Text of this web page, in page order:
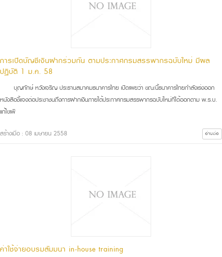
การเปิดบัญชีเงินฝากร่วมกัน ตามประกาศกรมสรรพากรฉบับใหม่ มีผล
ปฏิบัติ 1 ม.ค. 58
บุญทักษ์ หวังเจริญ ประธานสมาคมธนาคารไทย เปิดเผยว่า ขณะนี้ธนาคารไทยกำลังเร่งออก
หนังสือชี้แจงต่อประชาชนถึงการฝากเงินภายใต้ประกาศกรมสรรพากรฉบับใหม่ที่ได้ออกตาม พ.ร.บ.
แก้ไขเพิ
สร้างเมื่อ : 08 เมษายน 2558 อ่านต่อ
ค่าใช้จ่ายอบรมสัมมนา in-house training